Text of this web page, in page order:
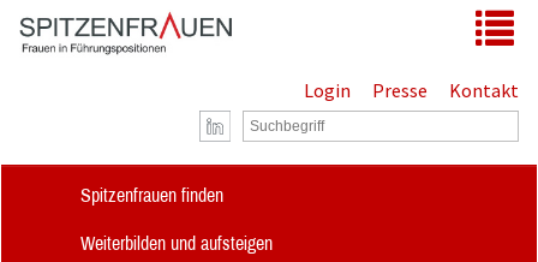
Zum Hauptinhalt springen
Login Presse Kontakt
Spitzenfrauen finden
Weiterbilden und aufsteigen